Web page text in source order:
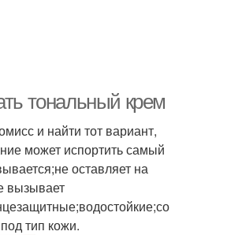
тональный крем
и найти тот вариант,
может испортить самый
оставляет на
вызывает
тип кожи.